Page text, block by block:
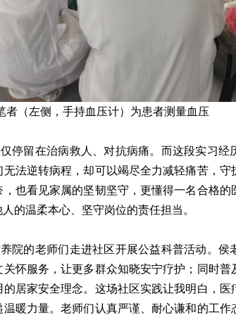
者（左侧，手持血压计）为患者测量血压
停留在治病救人、对抗病痛。而这段实习经
法逆转病程，却可以竭尽全力减轻痛苦，守
也看见家属的坚韧坚守，更懂得一名合格
的温柔本心、坚守岗位的责任担当。
院的老师们走进社区开展公益科普活动。侯
怀服务，让更多群众知晓安宁疗护；同时普
居家安全理念。这场社区实践让我明白，医
暖力量。老师们认真严谨、耐心谦和的工作